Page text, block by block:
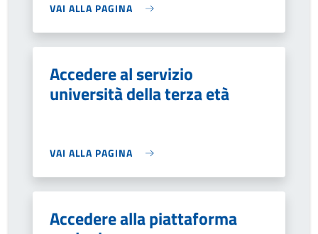
VAI ALLA PAGINA
Accedere al servizio
università della terza età
VAI ALLA PAGINA
Accedere alla piattaforma